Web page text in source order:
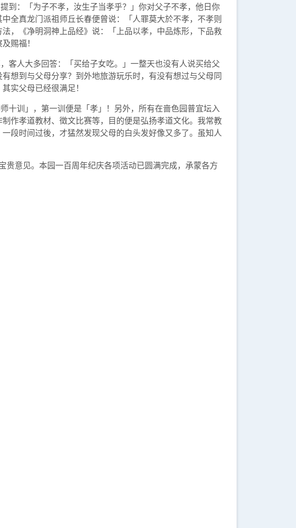
到：「为子不孝，汝生子当孝乎？」你对父子不孝，他日你
全真龙门派祖师丘长春便曾说：「人罪莫大於不孝，不孝则
，《净明洞神上品经》说：「上品以孝，中品炼形，下品救
赐福！
客人大多回答：「买给子女吃。」一整天也没有人说买给父
想到与父母分享？到外地旅游玩乐时，有没有想过与父母同
实父母已经很满足！
十训」，第一训便是「孝」！另外，所有在啬色园普宜坛入
作孝道教材、徵文比赛等，目的便是弘扬孝道文化。我常教
段时间过後，才猛然发现父母的白头发好像又多了。虽知人
意见。本园一百周年纪庆各项活动已圆满完成，承蒙各方